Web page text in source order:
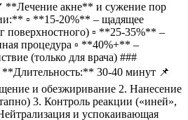
**Лечение акне** и сужение пор
▫ **15-20%** – щадящее
поверхностного) ▫ **25-35%** –
процедура ▫ **40%+** –
(только для врача) ###
30-40 минут 📌
и обезжиривание 2. Нанесение
3. Контроль реакции («иней»,
и успокаивающая